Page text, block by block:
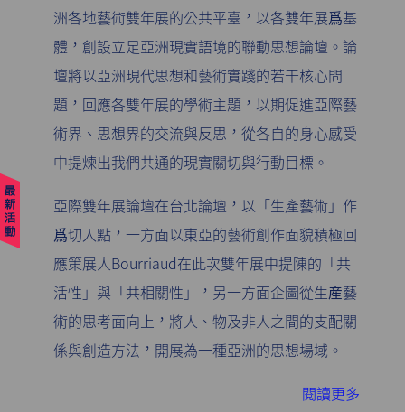
洲各地藝術雙年展的公共平臺，以各雙年展爲基
體，創設立足亞洲現實語境的聯動思想論壇。論
壇將以亞洲現代思想和藝術實踐的若干核心問
題，回應各雙年展的學術主題，以期促進亞際藝
術界、思想界的交流與反思，從各自的身心感受
中提煉出我們共通的現實關切與行動目標。
亞際雙年展論壇在台北論壇，以「生產藝術」作
爲切入點，一方面以東亞的藝術創作面貌積極回
應策展人Bourriaud在此次雙年展中提陳的「共
活性」與「共相關性」，另一方面企圖從生産藝
術的思考面向上，將人、物及非人之間的支配關
係與創造方法，開展為一種亞洲的思想場域。
閱讀更多